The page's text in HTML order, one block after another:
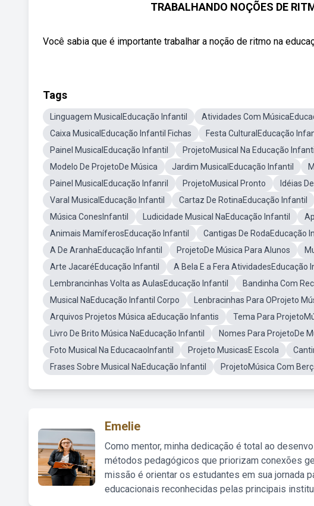
TRABALHANDO NOÇÕES DE
Você sabia que é importante trabalhar a noção de ritmo na
Tags
Linguagem MusicalEducação Infantil Atividades Com
Caixa MusicalEducação Infantil Fichas
Festa CulturalEducação
Painel MusicalEducação Infantil
ProjetoMusical Na Educação Infantil
Modelo De ProjetoDe Música
Jardim MusicalEducação Infantil
Painel MusicalEducação Infanril
ProjetoMusical Pronto Idéias
Varal MusicalEducação Infantil
Cartaz De RotinaEducação Infantil
Música ConesInfantil
Ludicidade Musical NaEducação Infantil
Animais MamíferosEducação Infantil
Cantigas De RodaEducação
A De AranhaEducação Infantil
ProjetoDe Música Para Alunos
Arte JacaréEducação Infantil
A Bela E a Fera AtividadesEducação
Lembrancinhas Volta as AulasEducação Infantil
Bandinha Com
Musical NaEducação Infantil Corpo
Lenbracinhas Para OProjeto
Arquivos Projetos Música aEducação Infantis
Tema Para
Livro De Brito Música NaEducação Infantil
Nomes Para ProjetoDe
Foto Musical Na EducacaoInfantil
Projeto MusicasE Escola
Frases Sobre Musical NaEducação Infantil
ProjetoMúsica Com
Emelie
Como mentor, minha dedicação é total ao
métodos pedagógicos que priorizam conexões
missão é orientar os estudantes em sua jornada
educacionais reconhecidas pelas principais